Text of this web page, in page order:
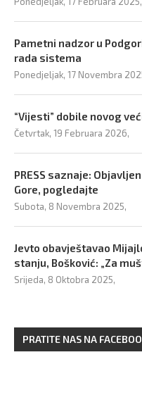
Pametni nadzor u
rada sistema
Ponedjeljak, 17 Novembra
“Vijesti” dobile novog
Četvrtak, 19 Februara 2026,
PRESS saznaje:
Gore, pogledajte
Subota, 8 Novembra 2025,
Jevto obavještavao
stanju, Bošković: „Za
Srijeda, 8 Oktobra 2025,
PRATITE NAS NA